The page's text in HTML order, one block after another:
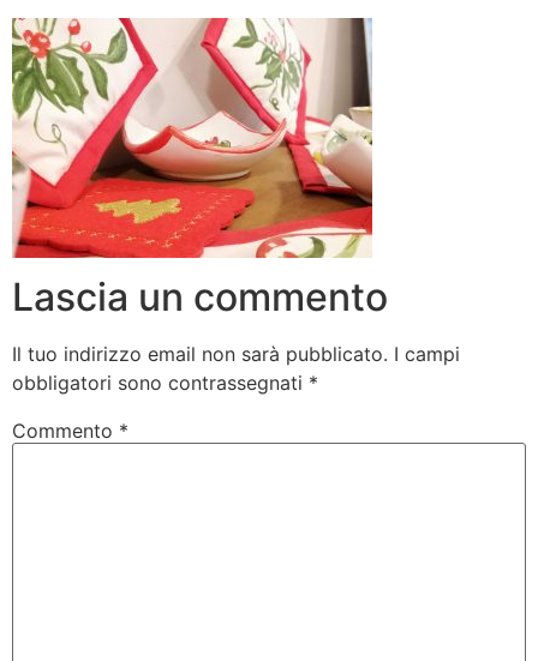
Lascia un commento
Il tuo indirizzo email non sarà pubblicato. I campi
obbligatori sono contrassegnati *
Commento *